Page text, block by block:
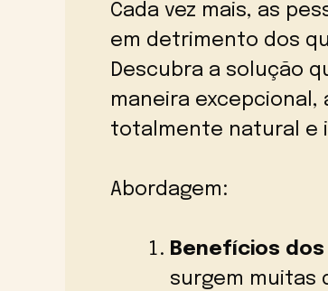
Cada vez mais, as
em detrimento dos
Descubra a solução
maneira
totalmente natural e
Abordagem:
Benefícios
surgem muitas